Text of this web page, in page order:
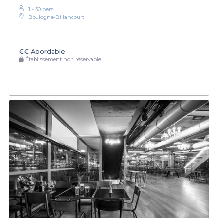
1 - 30 pers.
Boulogne-Billancourt
€€ Abordable
Établissement non réservable